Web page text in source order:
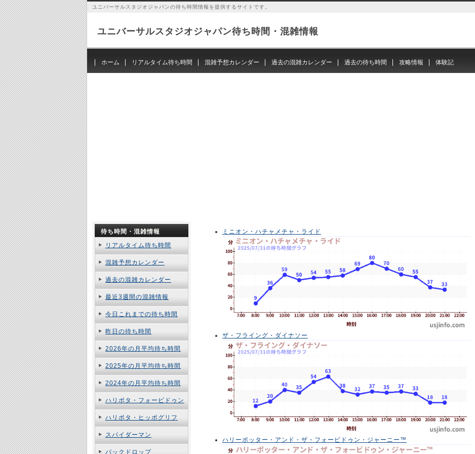
ユニバーサルスタジオジャパンの待ち時間情報を提供するサイトです。
ユニバーサルスタジオジャパン待ち時間・混雑情報
ホーム リアルタイム待ち時間 混雑予想カレンダー 過去の混雑カレンダー 過去の待ち時間 攻略情報 体験記
ミニオン・ハチャメチャ・ライド
ザ・フライング・ダイナソー
ハリーポッター・アンド・ザ・フォービドゥン・ジャーニー™
待ち時間・混雑情報
リアルタイム待ち時間
混雑予想カレンダー
過去の混雑カレンダー
最近3週間の混雑情報
今日これまでの待ち時間
昨日の待ち時間
2026年の月平均待ち時間
2025年の月平均待ち時間
2024年の月平均待ち時間
ハリポタ・フォービドゥン
ハリポタ・ヒッポグリフ
スパイダーマン
バックドロップ